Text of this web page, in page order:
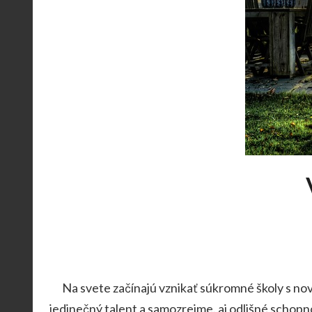
Na svete začínajú vznikať súkromné školy s
jedinečný talent a samozrejme, aj odlišné